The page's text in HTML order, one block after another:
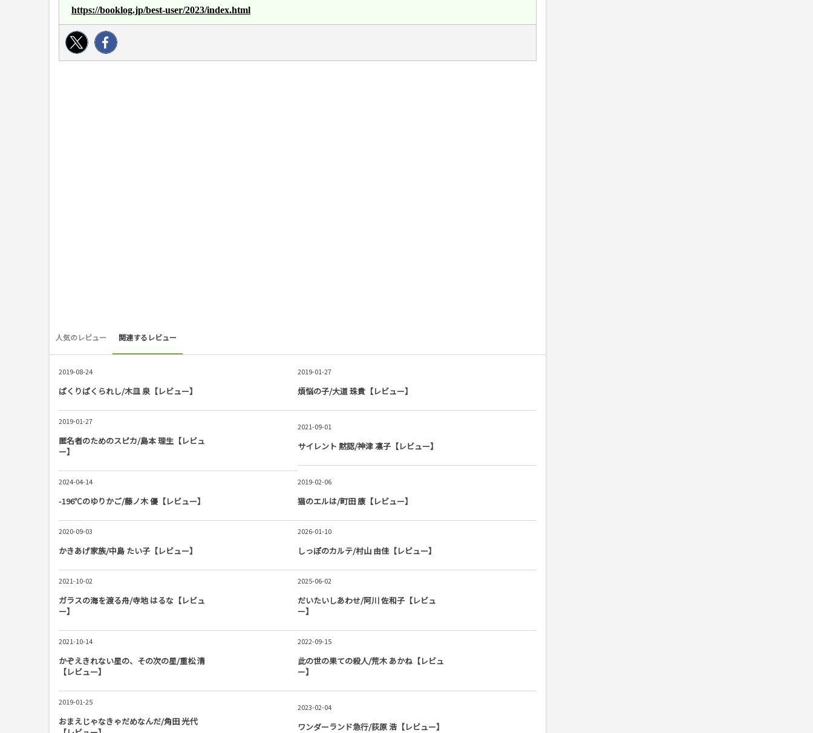
https://booklog.jp/best-user/2023/index.html
人気のレビュー 関連するレビュー
2019-08-24
ぱくりぱくられし/木皿 泉【レビュー】
2019-01-27
煩悩の子/大道 珠貴【レビュー】
2019-01-27
匿名者のためのスピカ/島本 理生【レビュ
ー】
2021-09-01
サイレント 黙認/神津 凛子【レビュー】
2024-04-14
-196℃のゆりかご/藤ノ木 優【レビュー】
2019-02-06
猫のエルは/町田 康【レビュー】
2020-09-03
かきあげ家族/中島 たい子【レビュー】
2026-01-10
しっぽのカルテ/村山 由佳【レビュー】
2021-10-02
ガラスの海を渡る舟/寺地 はるな【レビュ
ー】
2025-06-02
だいたいしあわせ/阿川 佐和子【レビュ
ー】
2021-10-14
かぞえきれない星の、その次の星/重松 清
【レビュー】
2022-09-15
此の世の果ての殺人/荒木 あかね【レビュ
ー】
2019-01-25
おまえじゃなきゃだめなんだ/角田 光代
2023-02-04
ワンダーランド急行/荻原 浩【レビュー】